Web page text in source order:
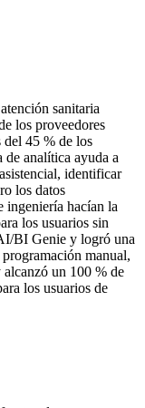
sanitaria
los proveedores
del 45 % de los
de analítica ayuda a
identificar
los datos
ingeniería hacían la
los usuarios sin
BI Genie y logró una
manual,
un 100 % de
los usuarios de